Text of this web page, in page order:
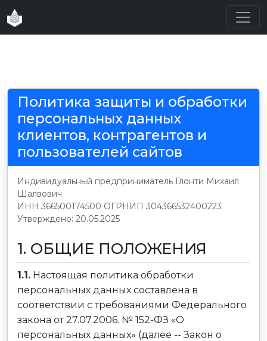
Политика защиты и обработки
персональных данных
клиентов, контрагентов и
пользователей сайтов
Индивидуальный предприниматель Глонти Михаил
Шалвович
ИНН 366500174500 ОГРНИП 304366532400223
Утверждено: 20.05.2025
1. ОБЩИЕ ПОЛОЖЕНИЯ
1.1. Настоящая политика обработки
персональных данных составлена в
соответствии с требованиями Федерального
закона от 27.07.2006. № 152-ФЗ «О
персональных данных» (далее -- Закон о